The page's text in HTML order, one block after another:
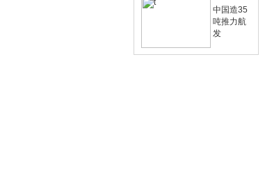
中国造35
吨推力航
发